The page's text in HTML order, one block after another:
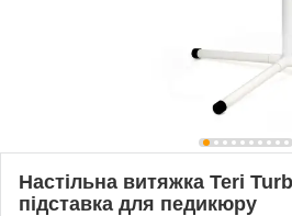
Настільна витяжка Teri
підставка для педикюру